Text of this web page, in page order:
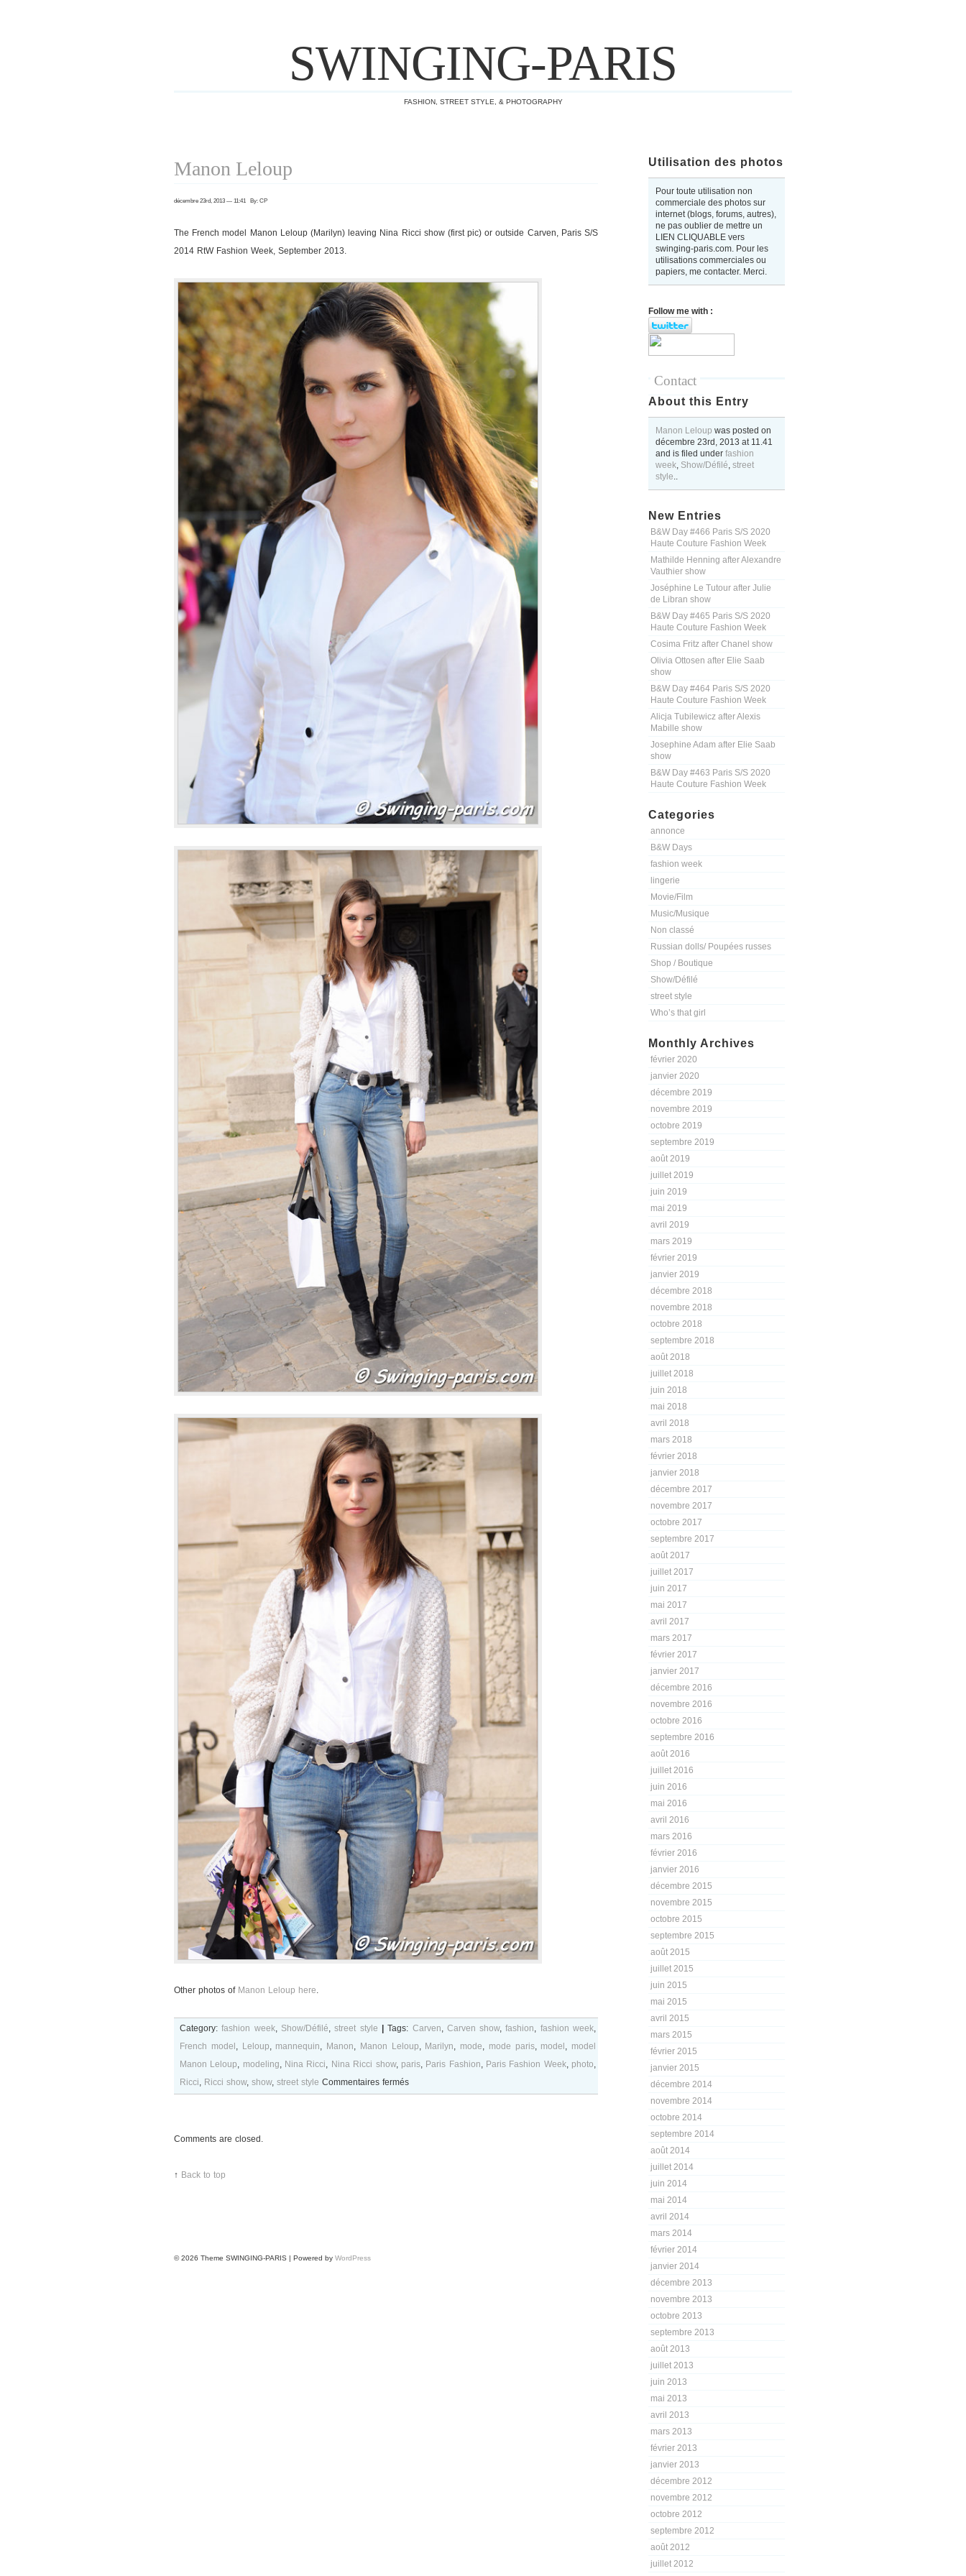
SWINGING-PARIS
FASHION, STREET STYLE, & PHOTOGRAPHY
Utilisation des photos
Pour toute utilisation non
commerciale des photos sur
internet (blogs, forums, autres),
ne pas oublier de mettre un
LIEN CLIQUABLE vers
swinging-paris.com. Pour les
utilisations commerciales ou
papiers, me contacter. Merci.
Follow me with :
Contact
About this Entry
Manon Leloup was posted on
décembre 23rd, 2013 at 11.41
and is filed under fashion
week, Show/Défilé, street
style..
New Entries
B&W Day #466 Paris S/S 2020
Haute Couture Fashion Week
Mathilde Henning after Alexandre
Vauthier show
Joséphine Le Tutour after Julie
de Libran show
B&W Day #465 Paris S/S 2020
Haute Couture Fashion Week
Cosima Fritz after Chanel show
Olivia Ottosen after Elie Saab
show
B&W Day #464 Paris S/S 2020
Haute Couture Fashion Week
Alicja Tubilewicz after Alexis
Mabille show
Josephine Adam after Elie Saab
show
B&W Day #463 Paris S/S 2020
Haute Couture Fashion Week
Categories
annonce
B&W Days
fashion week
lingerie
Movie/Film
Music/Musique
Non classé
Russian dolls/ Poupées russes
Shop / Boutique
Show/Défilé
street style
Who’s that girl
Monthly Archives
février 2020
janvier 2020
décembre 2019
novembre 2019
octobre 2019
septembre 2019
août 2019
juillet 2019
juin 2019
mai 2019
avril 2019
mars 2019
février 2019
janvier 2019
décembre 2018
novembre 2018
octobre 2018
septembre 2018
août 2018
juillet 2018
juin 2018
mai 2018
avril 2018
mars 2018
février 2018
janvier 2018
décembre 2017
novembre 2017
octobre 2017
septembre 2017
août 2017
juillet 2017
juin 2017
mai 2017
avril 2017
mars 2017
février 2017
janvier 2017
décembre 2016
novembre 2016
octobre 2016
septembre 2016
août 2016
juillet 2016
juin 2016
mai 2016
avril 2016
mars 2016
février 2016
janvier 2016
décembre 2015
novembre 2015
octobre 2015
septembre 2015
août 2015
juillet 2015
juin 2015
mai 2015
avril 2015
mars 2015
février 2015
janvier 2015
décembre 2014
novembre 2014
octobre 2014
septembre 2014
août 2014
juillet 2014
juin 2014
mai 2014
avril 2014
mars 2014
février 2014
janvier 2014
décembre 2013
novembre 2013
octobre 2013
septembre 2013
août 2013
juillet 2013
juin 2013
mai 2013
avril 2013
mars 2013
février 2013
janvier 2013
décembre 2012
novembre 2012
octobre 2012
septembre 2012
août 2012
juillet 2012
Manon Leloup
décembre 23rd, 2013 — 11:41 By: CP
The French model Manon Leloup (Marilyn) leaving Nina Ricci show (first pic) or outside Carven, Paris S/S
2014 RtW Fashion Week, September 2013.
Other photos of Manon Leloup here.
Category:fashion week, Show/Défilé,street style Tags: Carven, Carven show,fashion, fashion week,
French model , Leloup, mannequin, Manon, Manon Leloup, Marilyn, mode, mode paris, model , model
Manon Leloup, modeling, Nina Ricci, Nina Ricci show, paris, Paris Fashion, Paris Fashion Week, photo,
Ricci, Ricci show, show, street style Commentaires ferméssur
Comments are closed.
↑ Back to top
© 2026 Theme SWINGING-PARIS | Powered by WordPress